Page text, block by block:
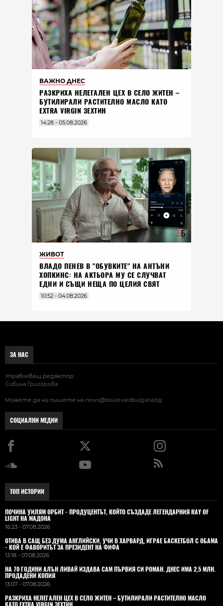
ВАЖНО ДНЕС
РАЗКРИХА НЕЛЕГАЛЕН ЦЕХ В СЕЛО ЖИТЕН –
БУТИЛИРАЛИ РАСТИТЕЛНО МАСЛО КАТО
EXTRA VIRGIN ЗЕХТИН
14:28 - 05.08.2026
ЖИВОТ
ВЛАДO ПЕНЕВ В "ОБУВКИТЕ" НА АНТЪНИ
ХОПКИНС: НА АКТЬОРА МУ СЕ СЛУЧВАТ
ЕДНИ И СЪЩИ НЕЩА ПО ЦЕЛИЯ СВЯТ
10:52 - 04.08.2026
ЗА НАС
Управляващ редактор:
Сибина Григорова
Можете да ни пишете на news@boulevardbulgaria.bg
СОЦИАЛНИ МЕДИИ
ТОП ИСТОРИИ
ПОЧИНА УИЛЯМ ОРБИТ - ПРОДУЦЕНТЪТ, КОЙТО СЪЗДАДЕ ЛЕГЕНДАРНИЯ RAY OF
LIGHT НА МАДОНА
16:23 - 07.08.2026
ОТИВА В САЩ БЕЗ ДУМА АНГЛИЙСКИ, УЧИ В ХАРВАРД, ИГРАЕ БАСКЕТБОЛ С ОБАМА
- КОЙ Е ФАВОРИТЪТ ЗА ПРЕЗИДЕНТ НА ФИФА
13:18 - 07.08.2026
НА 70 ГОДИНИ АЛЪН ЛИВАЙ ИЗДАВА САМ ПЪРВИЯ СИ РОМАН. ДНЕС ИМА 2,5 МЛН.
ПРОДАДЕНИ КОПИЯ
13:07 - 07.08.2026
РАЗКРИХА НЕЛЕГАЛЕН ЦЕХ В СЕЛО ЖИТЕН – БУТИЛИРАЛИ РАСТИТЕЛНО МАСЛО